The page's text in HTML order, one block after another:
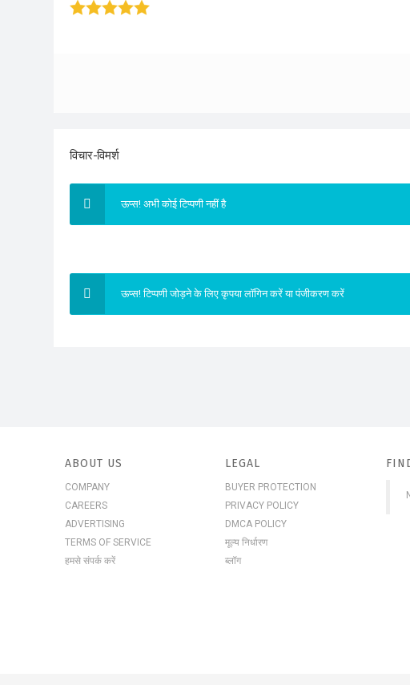
विचार-विमर्श
ऊप्स! अभी कोई टिप्पणी नहीं है
ऊप्स! टिप्पणी जोड़ने के लिए कृपया लॉगिन करें या पंजीकरण करें
ABOUT US
COMPANY
CAREERS
ADVERTISING
TERMS OF SERVICE
हमसे संपर्क करें
LEGAL
BUYER PROTECTION
PRIVACY POLICY
DMCA POLICY
मूल्य निर्धारण
ब्लॉग